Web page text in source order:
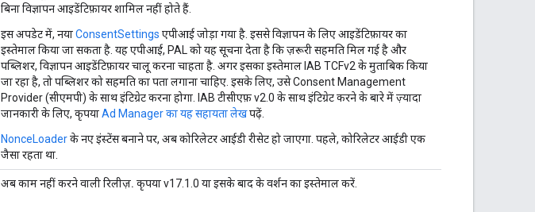
बिना विज्ञापन आइडेंटिफ़ायर शामिल नहीं होते हैं.
इस अपडेट में, नयाConsentSettings एपीआई जोड़ा गया है. इससे विज्ञापन के लिए आइडेंटिफ़ायर का
इस्तेमाल किया जा सकता है. यह एपीआई, PAL को यह सूचना देता है कि ज़रूरी सहमति मिल गई है और
पब्लिशर, विज्ञापन आइडेंटिफ़ायर चालू करना चाहता है. अगर इसका इस्तेमाल IAB TCFv2 के मुताबिक किया
जा रहा है, तो पब्लिशर को सहमति का पता लगाना चाहिए. इसके लिए, उसे Consent Management
Provider (सीएमपी) के साथ इंटिग्रेट करना होगा. IAB टीसीएफ़ v2.0 के साथ इंटिग्रेट करने के बारे में ज़्यादा
जानकारी के लिए, कृपयाAd Manager का यह सहायता लेखपढ़ें.
NonceLoaderके नए इंस्टेंस बनाने पर, अब कोरिलेटर आईडी रीसेट हो जाएगा. पहले, कोरिलेटर आईडी एक
जैसा रहता था.
अब काम नहीं करने वाली रिलीज़. कृपया v17.1.0 या इसके बाद के वर्शन का इस्तेमाल करें.